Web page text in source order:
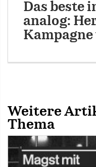
Das beste
analog:
Weitere
Thema